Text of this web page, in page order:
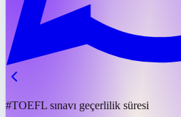
#TOEFL sınavı geçerlilik süresi